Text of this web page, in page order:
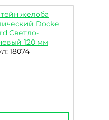
желоба
Docke
Светло-
120 мм
18074